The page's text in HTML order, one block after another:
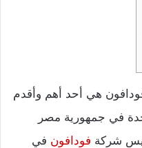
هي أحد أهم وأقدم
في جمهورية مصر
شركة فودافون في